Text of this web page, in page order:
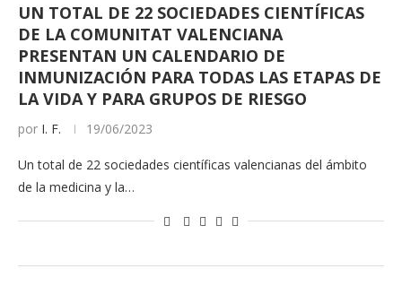
UN TOTAL DE 22 SOCIEDADES CIENTÍFICAS
DE LA COMUNITAT VALENCIANA
PRESENTAN UN CALENDARIO DE
INMUNIZACIÓN PARA TODAS LAS ETAPAS DE
LA VIDA Y PARA GRUPOS DE RIESGO
por I. F. 19/06/2023
Un total de 22 sociedades científicas valencianas del ámbito
de la medicina y la…